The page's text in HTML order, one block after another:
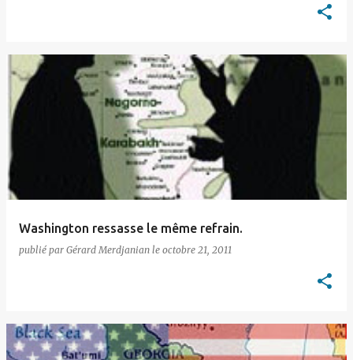
Washington ressasse le même refrain.
publié par Gérard Merdjanian le octobre 21, 2011